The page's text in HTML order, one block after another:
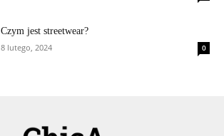
Czym jest streetwear?
8 lutego, 2024
0